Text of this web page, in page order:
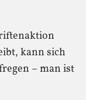
kann sich
– man ist